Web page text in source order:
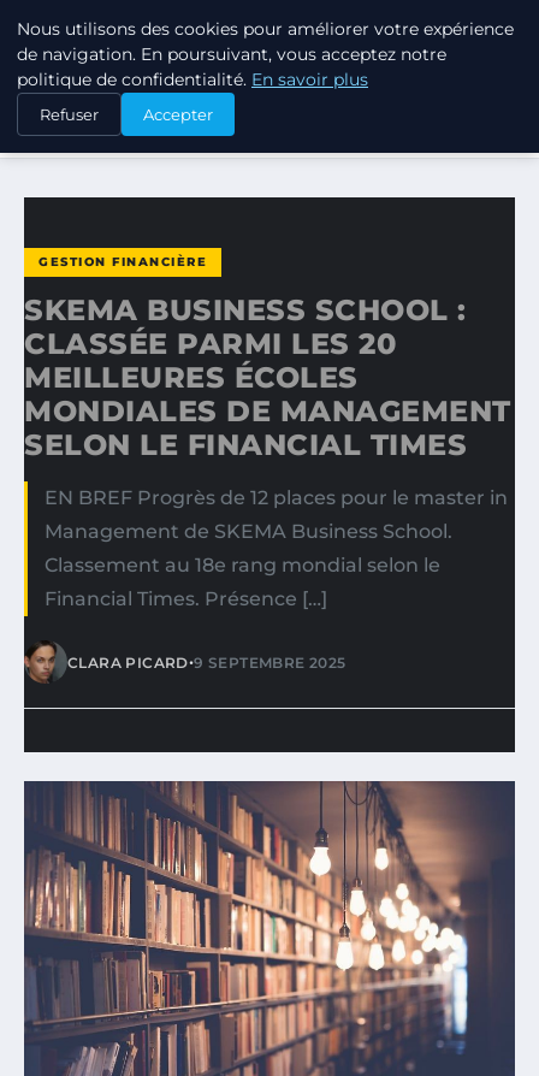
TUEZ-LES TOUS
ACCUEIL
GESTION FINANCIÈRE
SKEMA BUSINESS SCHOOL : CLASSÉE PARMI LES 20…
GESTION FINANCIÈRE
SKEMA BUSINESS SCHOOL :
CLASSÉE PARMI LES 20
MEILLEURES ÉCOLES
MONDIALES DE MANAGEMENT
SELON LE FINANCIAL TIMES
EN BREF Progrès de 12 places pour le master in
Management de SKEMA Business School.
Classement au 18e rang mondial selon le
Financial Times. Présence […]
CLARA PICARD•9 SEPTEMBRE 2025
Nous utilisons des cookies pour améliorer votre expérience
de navigation. En poursuivant, vous acceptez notre
politique de confidentialité. En savoir plus
Refuser Accepter